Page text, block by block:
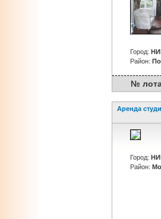
Город:
Район:
№ лота :
Аренда
Город:
Район: